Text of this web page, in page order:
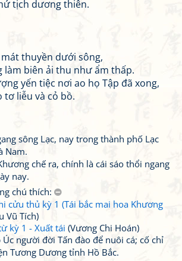
tịch dương thiên.
mát thuyền dưới sông,
làm biên ải thu như ẩm thấp.
yến tiệc nơi ao họ Tập đã xong,
tơ liễu và cỏ bồ.
sông Lạc, nay trong thành phố Lạc
Nam.
chế ra, chính là cái sáo thổi ngang
nay.
chú thích:
cửu thủ kỳ 1 (Tái bắc mai hoa Khương
Vũ Tích)
kỳ 1 - Xuất tái (Vương Chi Hoán)
Úc người đời Tấn đào để nuôi cá; cố chỉ
Tương Dương tỉnh Hồ Bắc.